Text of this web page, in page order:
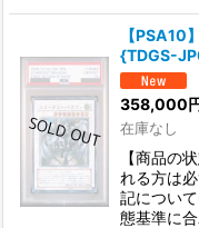
【PSA10
{TDGS-
358,000
在庫なし
【商品の
れる方は
記につい
態基準に